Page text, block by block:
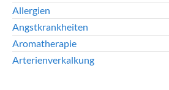
Allergien
Angstkrankheiten
Aromatherapie
Arterienverkalkung